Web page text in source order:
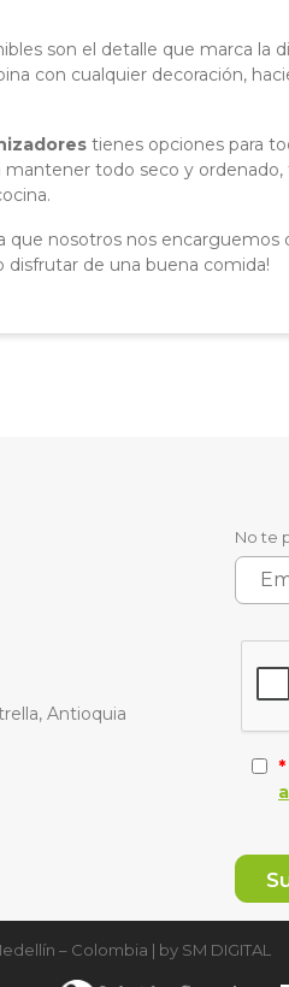
son el detalle que marca la
con cualquier decoración,
tienes opciones para
todo seco y ordenado,
nosotros nos encarguemos
disfrutar de una buena comida!
Antioquia
No te
*
– Colombia | by SM DIGITAL